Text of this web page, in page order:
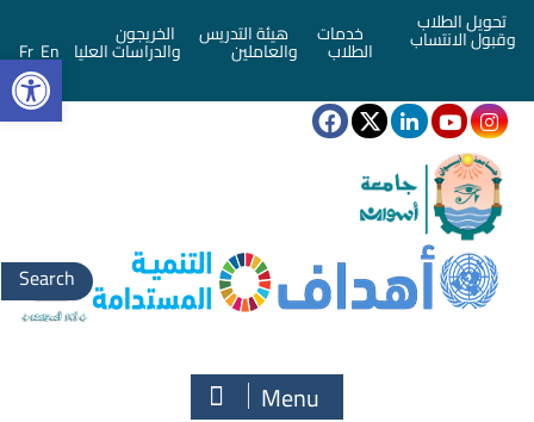
تحويل الطلاب
وقبول الانتساب خدمات
الطلاب
هيئة التدريس
والعاملين
الخريجون
والدراسات العليا En
Fr
Search
for:
Menu